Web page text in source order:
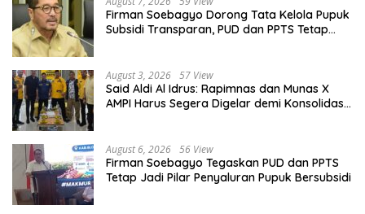
Firman Soebagyo Dorong Tata Kelola Pupuk
Subsidi Transparan, PUD dan PPTS Tetap
August 3, 2026 57 View
Said Aldi Al Idrus: Rapimnas dan Munas X
AMPI Harus Segera Digelar demi Konsolidasi
August 6, 2026 56 View
Firman Soebagyo Tegaskan PUD dan PPTS
Tetap Jadi Pilar Penyaluran Pupuk Bersubsidi